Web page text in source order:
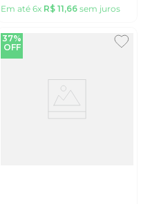
Em até 6x R$ 11,66 sem juros
37%
OFF